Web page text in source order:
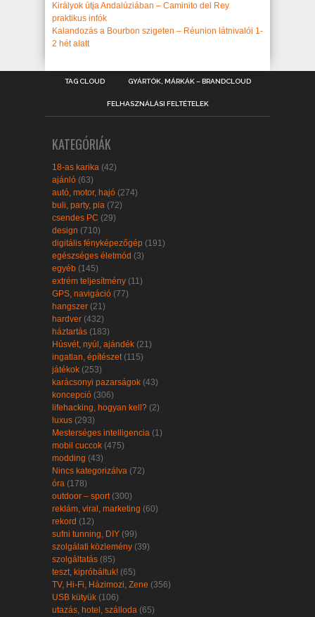
Királyok útja Andalúziában – Caminito del Rey
praktikus infók
Kalandozás a Bourbon szigeten – Réunion látnivalói 1-
2 hét alatt
TAG CLOUD GYÁRTÓK, MÁRKÁK – BRANDCLOUD
FELHASZNÁLÁSI FELTÉTELEK
KATEGÓRIÁK
18-as karika (42)
ajánló (63)
autó, motor, hajó (274)
buli, party, pia (72)
csendes PC (29)
design (710)
digitális fényképezőgép (191)
egészséges életmód (3)
egyéb (145)
extrém teljesítmény (11)
GPS, navigáció (77)
hangszer (21)
hardver (432)
háztartás (183)
Húsvét, nyúl, ajándék (21)
ingatlan, építészet(115)
játékok (253)
karácsonyi pazarságok (43)
koncepció (306)
lifehacking, hogyan kell? (2)
luxus (293)
Mesterséges intelligencia (1)
mobil cuccok (475)
modding (43)
Nincs kategorizálva (72)
óra (178)
outdoor – sport(300)
reklám, viral, marketing (60)
rekord (12)
sufni tunning, DIY (99)
szolgálati közlemény (39)
szolgáltatás (85)
teszt, kipróbáltuk! (65)
TV, Hi-Fi, Házimozi, Zene (356)
USB kütyük (106)
utazás, hotel, szálloda (65)